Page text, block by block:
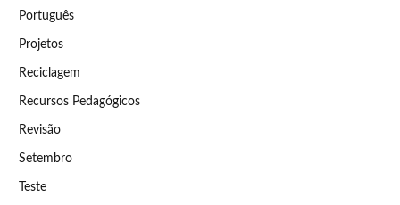
Português
Projetos
Reciclagem
Recursos Pedagógicos
Revisão
Setembro
Teste